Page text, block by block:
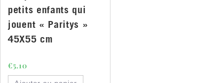
petits enfants qui
jouent « Paritys »
45X55 cm
€5.10